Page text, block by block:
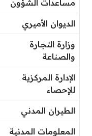
مساعدات الشؤون
الديوان الأميري
وزارة التجارة
والصناعة
الإدارة المركزية
للإحصاء
الطيران المدني
المعلومات المدنية